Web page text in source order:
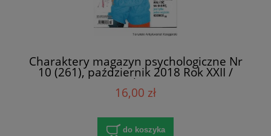
Charaktery magazyn psychologiczne Nr
10 (261), październik 2018 Rok XXII /
Praca zbiorowa
16,00 zł
do koszyka